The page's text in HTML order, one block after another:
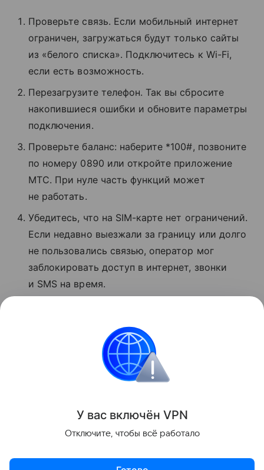
Проверьте связь. Если мобильный интернет
ограничен, загружаться будут только сайты
из «белого списка». Подключитесь к Wi-Fi,
если есть возможность.
Перезагрузите телефон. Так вы сбросите
накопившиеся ошибки и обновите параметры
подключения.
Проверьте баланс: наберите *100#, позвоните
по номеру 0890 или откройте приложение
МТС. При нуле часть функций может
не работать.
Убедитесь, что на SIM-карте нет ограничений.
Если недавно выезжали за границу или долго
не пользовались связью, оператор мог
заблокировать доступ в интернет, звонки
и SMS на время.
и сообщите о проблеме.
Поделиться
У вас включён VPN
Отключите, чтобы всё работало